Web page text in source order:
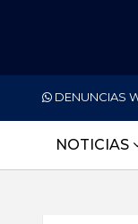
DENUNCIAS
NOTICIAS
NACIONALES